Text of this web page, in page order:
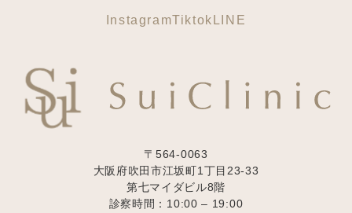
InstagramTiktok LINE
〒564-0063
大阪府吹田市江坂町1丁目23‐33
第七マイダビル8階
診察時間：10:00 – 19:00